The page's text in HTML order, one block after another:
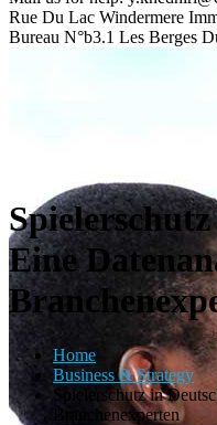
Rue Du Lac Windermere
Bureau N°b3.1 Les Berges
Eine
Home
Business & Strategy
Spielerschutz in
Branchenexperten